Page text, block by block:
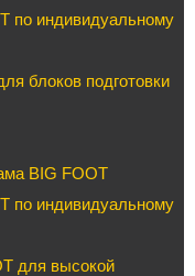
по индивидуальному
блоков подготовки
BIG FOOT
по индивидуальному
для высокой